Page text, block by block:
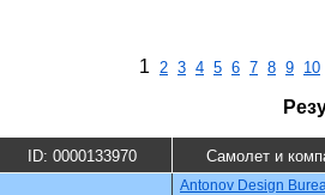
1 2 3 4 5 6 7 8 9 10
ID: 0000133970 Самолет и
Antonov Design